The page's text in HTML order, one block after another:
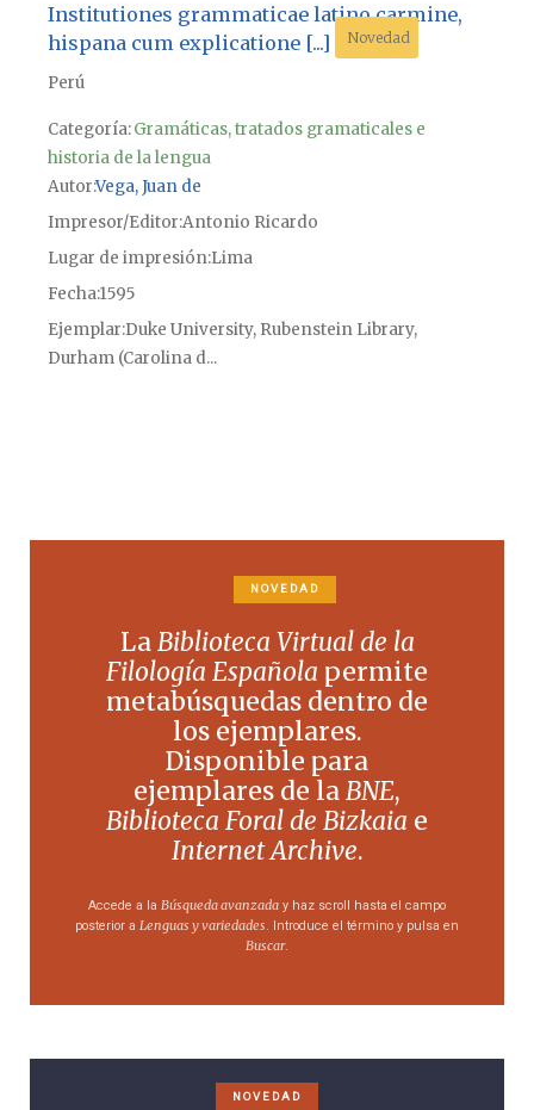
Institutiones grammaticae latino carmine,
hispana cum explicatione [...]
Novedad
Perú
Categoría:Gramáticas, tratados gramaticales e
historia de la lengua
AutorVega, Juan de
Impresor/Editor Antonio Ricardo
Lugar de impresiónLima
Fecha1595
Ejemplar Duke University, Rubenstein Library,
Durham (Carolina d...
NOVEDAD
LaBiblioteca Virtual de la
Filología Española permite
metabúsquedas dentro de
los ejemplares.
Disponible para
ejemplares de laBNE,
Biblioteca Foral de Bizkaia e
Internet Archive.
Accede a la Búsqueda avanzada y haz scroll hasta el campo
posterior a Lenguas y variedades. Introduce el término y pulsa en
Buscar.
NOVEDAD